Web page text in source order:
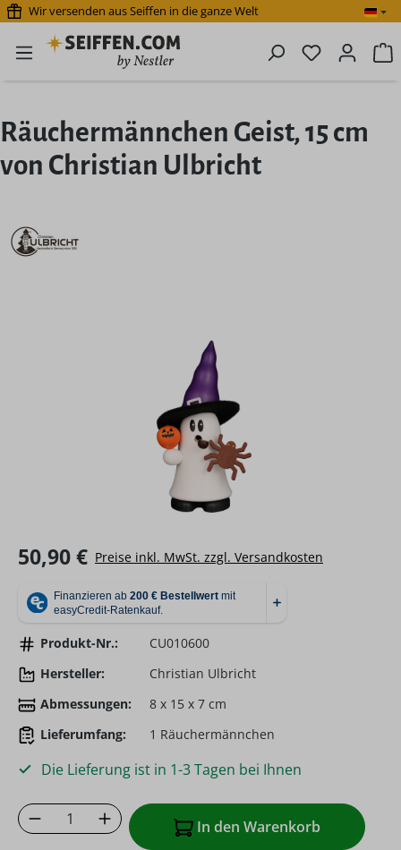
Zum Hauptinhalt springen
Wir versenden aus Seiffen in die ganze Welt
Du hast 0
Räuchermännchen Geist, 15 cm
von Christian Ulbricht
Regulärer Preis:
50,90 € Preise inkl. MwSt. zzgl. Versandkosten
Produkt-Nr.:
CU010600
Hersteller:
Christian Ulbricht
Abmessungen:
8 x 15 x 7 cm
Lieferumfang:
1 Räuchermännchen
Die Lieferung ist in 1-3 Tagen bei Ihnen
Produkt Anzahl: Gib den gewünschten
In den Warenkorb